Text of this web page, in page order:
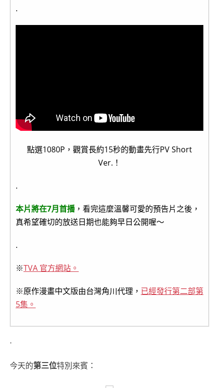
.
點選1080P，觀賞長約15秒的動畫先行PV Short
Ver.！
.
本片將在7月首播 ，看完這麼溫馨可愛的預告片之後，
真希望確切的放送日期也能夠早日公開喔～
.
※TVA 官方網站。
※原作漫畫中文版由台灣角川代理， 已經發行第二部第
5集。
.
今天的第三位特別來賓：